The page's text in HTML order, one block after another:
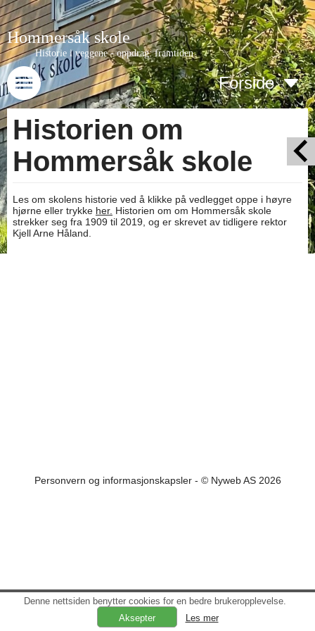
Hommersåk skole
Historie i veggene - oppdrag: framtiden
Forside
Historien om
Hommersåk skole
Les om skolens historie ved å klikke på vedlegget oppe i høyre
hjørne eller trykke her. Historien om om Hommersåk skole
strekker seg fra 1909 til 2019, og er skrevet av tidligere rektor
Kjell Arne Håland.
Personvern og informasjonskapsler- © Nyweb AS 2026
Denne nettsiden benytter cookies for en bedre brukeropplevelse.
Les mer